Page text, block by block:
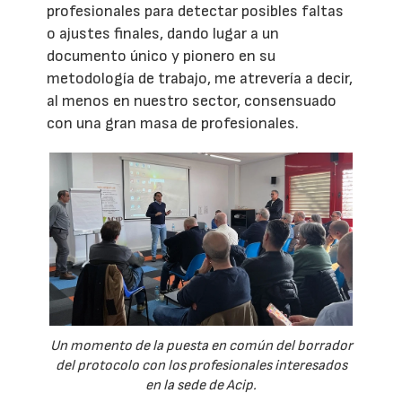
profesionales para detectar posibles faltas
o ajustes finales, dando lugar a un
documento único y pionero en su
metodología de trabajo, me atrevería a decir,
al menos en nuestro sector, consensuado
con una gran masa de profesionales.
Un momento de la puesta en común del borrador
del protocolo con los profesionales interesados
en la sede de Acip.